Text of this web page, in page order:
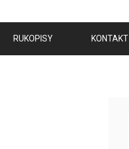
RUKOPISY KONTAKT